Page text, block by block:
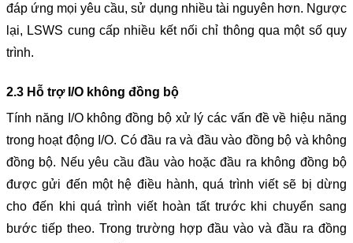
đáp ứng mọi yêu cầu, sử dụng nhiều tài nguyên hơn. Ngược
lại, LSWS cung cấp nhiều kết nối chỉ thông qua một số quy
trình.
2.3 Hỗ trợ I/O không đồng bộ
Tính năng I/O không đồng bộ xử lý các vấn đề về hiệu năng
trong hoạt động I/O. Có đầu ra và đầu vào đồng bộ và không
đồng bộ. Nếu yêu cầu đầu vào hoặc đầu ra không đồng bộ
được gửi đến một hệ điều hành, quá trình viết sẽ bị dừng
cho đến khi quá trình viết hoàn tất trước khi chuyển sang
bước tiếp theo. Trong trường hợp đầu vào và đầu ra đồng